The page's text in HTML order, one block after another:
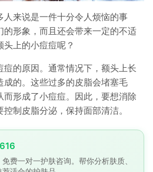
人来说是一件十分令人烦恼的事
的形象，而且还会带来一定的不适
上的小痘痘呢？
的原因。通常情况下，额头上长
成的。这些过多的皮脂会堵塞毛
形成了小痘痘。因此，要想消除
制皮脂分泌，保持面部清洁。
费一对一护肤咨询。帮你分析肤质、